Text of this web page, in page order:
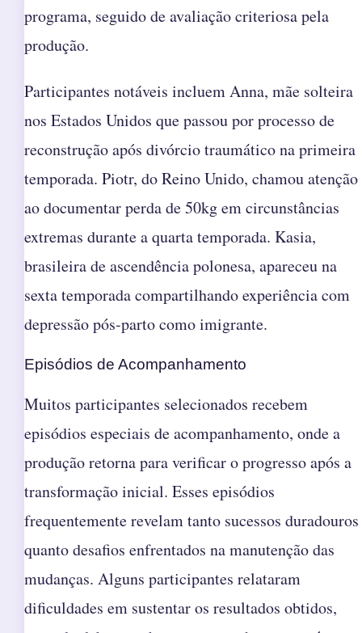
programa, seguido de avaliação criteriosa pela
produção.
Participantes notáveis incluem Anna, mãe solteira
nos Estados Unidos que passou por processo de
reconstrução após divórcio traumático na primeira
temporada. Piotr, do Reino Unido, chamou atenção
ao documentar perda de 50kg em circunstâncias
extremas durante a quarta temporada. Kasia,
brasileira de ascendência polonesa, apareceu na
sexta temporada compartilhando experiência com
depressão pós-parto como imigrante.
Episódios de Acompanhamento
Muitos participantes selecionados recebem
episódios especiais de acompanhamento, onde a
produção retorna para verificar o progresso após a
transformação inicial. Esses episódios
frequentemente revelam tanto sucessos duradouros
quanto desafios enfrentados na manutenção das
mudanças. Alguns participantes relataram
dificuldades em sustentar os resultados obtidos,